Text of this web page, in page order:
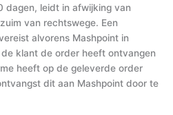
dagen, leidt in afwijking van
van rechtswege. Een
alvorens Mashpoint in
klant de order heeft ontvangen
heeft op de geleverde order
dit aan Mashpoint door te